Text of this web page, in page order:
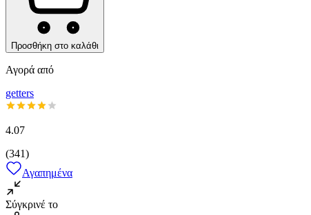
Προσθήκη στο καλάθι
Αγορά από
getters
4.07
(341)
Αγαπημένα
Σύγκρινέ το